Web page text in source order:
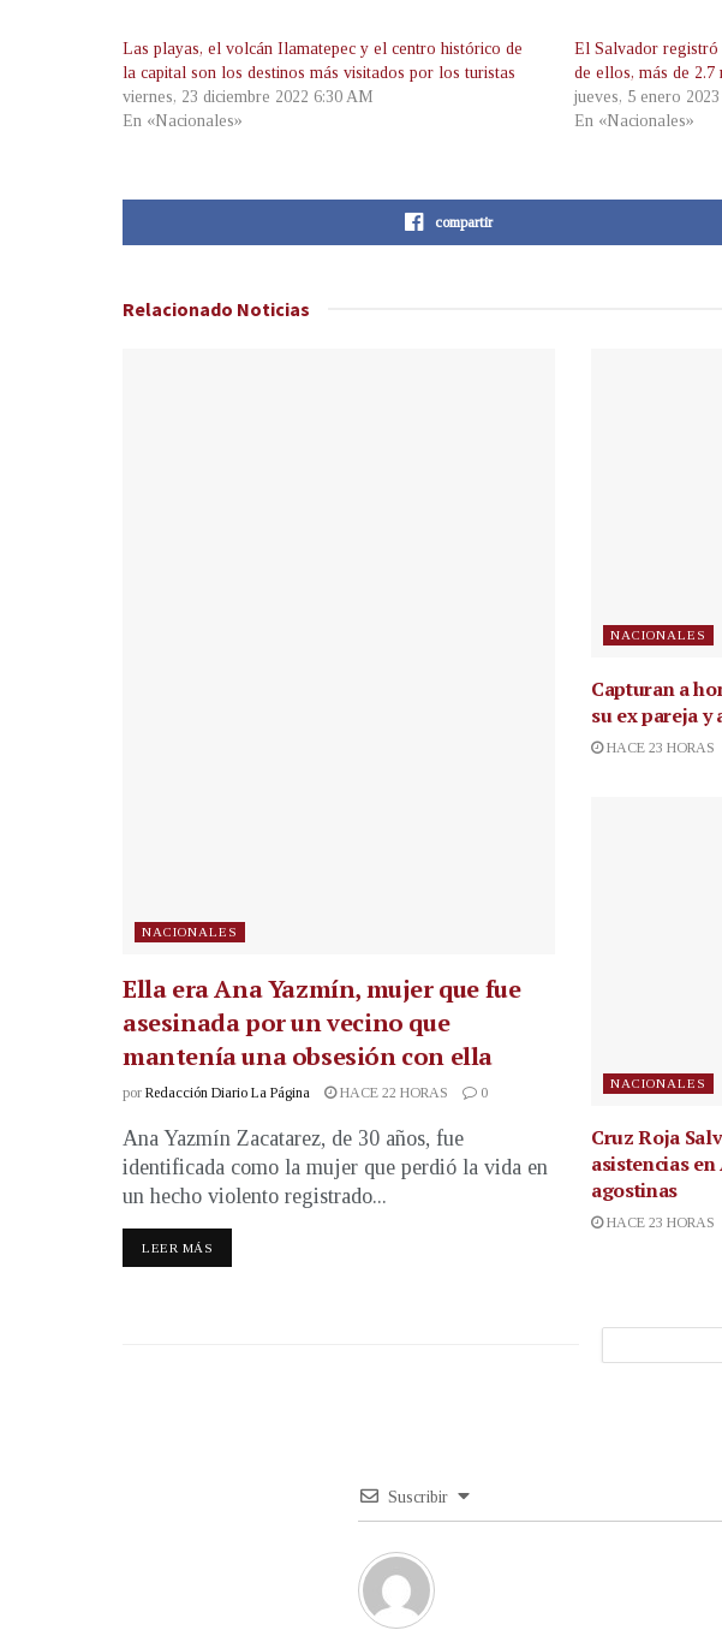
Las playas, el volcán Ilamatepec y el centro histórico de
la capital son los destinos más visitados por los turistas
viernes, 23 diciembre 2022 6:30 AM
En «Nacionales»
El Salvador registró
de ellos, más de
jueves, 5 enero
En «Nacionales»
compartir
Relacionado Noticias
NACIONALES
Ella era Ana Yazmín, mujer que fue
asesinada por un vecino que
mantenía una obsesión con ella
por Redacción Diario La Página HACE 22 HORAS 0
Ana Yazmín Zacatarez, de 30 años, fue
identificada como la mujer que perdió la vida en
un hecho violento registrado...
LEER MÁS
NACIONALES
Capturan a
su ex pareja y
HACE 23 HORAS
NACIONALES
Cruz Roja
asistencias
agostinas
HACE 23 HORAS
Suscribir